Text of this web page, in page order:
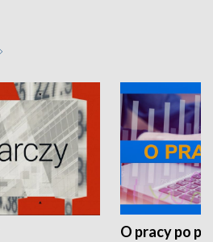
O pracy po